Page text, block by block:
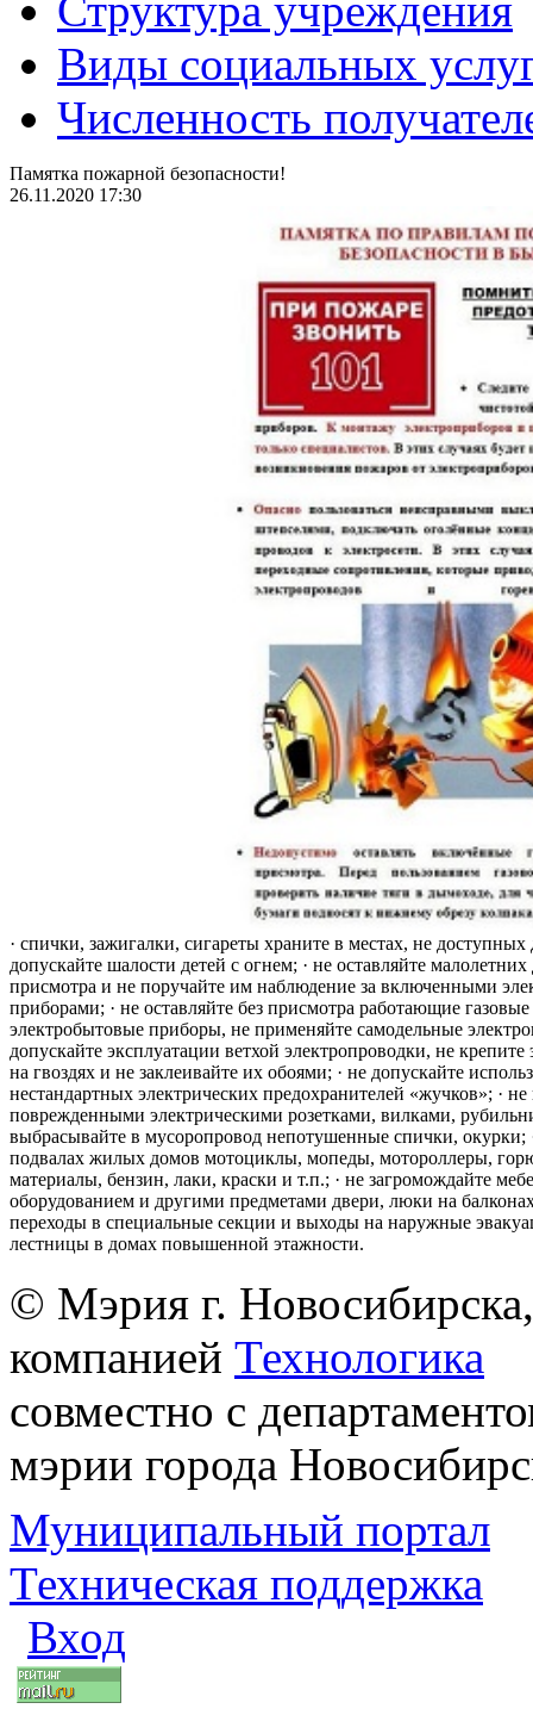
Виды социальных
Численность
Памятка пожарной безопасности!
26.11.2020 17:30
· спички, зажигалки, сигареты храните в местах, не доступных
допускайте шалости детей с огнем; · не оставляйте малолетних
присмотра и не поручайте им наблюдение за включенными
приборами; · не оставляйте без присмотра работающие
электробытовые приборы, не применяйте самодельные
допускайте эксплуатации ветхой электропроводки, не крепите
на гвоздях и не заклеивайте их обоями; · не допускайте
нестандартных электрических предохранителей «жучков»; · не
поврежденными электрическими розетками, вилками,
выбрасывайте в мусоропровод непотушенные спички, окурки;
подвалах жилых домов мотоциклы, мопеды, мотороллеры,
материалы, бензин, лаки, краски и т.п.; · не загромождайте
оборудованием и другими предметами двери, люки на
переходы в специальные секции и выходы на наружные
лестницы в домах повышенной этажности.
© Мэрия г.
компанией Технологика
совместно с
мэрии города
Муниципальный портал
Техническая поддержка
Вход